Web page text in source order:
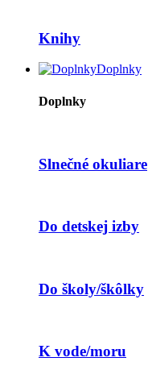
Knihy
Doplnky
Doplnky
Slnečné okuliare
Do detskej izby
Do školy/škôlky
K vode/moru